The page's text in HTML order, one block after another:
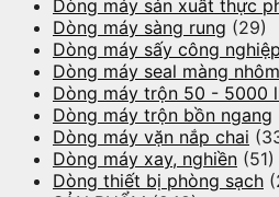
Dòng máy sản xuất thực
Dòng máy sàng rung (29)
Dòng máy sấy công
Dòng máy seal màng nhôm
Dòng máy trộn 50 - 5000
Dòng máy trộn bồn ngang
Dòng máy vặn nắp chai
Dòng máy xay, nghiền (51)
Dòng thiết bị phòng sạch